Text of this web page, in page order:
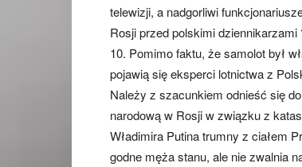
telewizji, a nadgorliwi
Rosji przed polskimi dziennikarzami
10. Pomimo faktu, że samolot był
pojawią się eksperci lotnictwa z
Należy z szacunkiem odnieść się
narodową w Rosji w związku z
Władimira Putina trumny z ciałem
godne męża stanu, ale nie zwalnia